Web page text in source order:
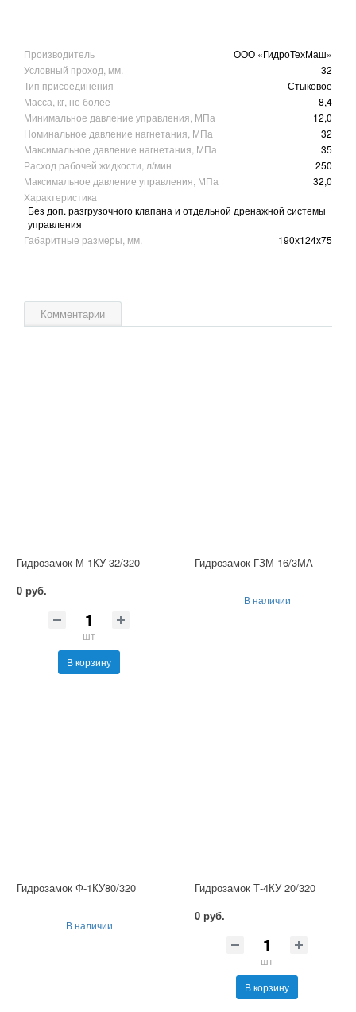
Производитель
ООО «ГидроТехМаш»
Условный проход, мм.
32
Тип присоединения
Стыковое
Масса, кг, не более
8,4
Минимальное давление управления, МПа
12,0
Номинальное давление нагнетания, МПа
32
Максимальное давление нагнетания, МПа
35
Расход рабочей жидкости, л/мин
250
Максимальное давление управления, МПа
32,0
Характеристика
Без доп. разгрузочного клапана и отдельной дренажной системы
управления
Габаритные размеры, мм.
190х124х75
Комментарии
Гидрозамок М-1КУ 32/320
0 руб.
шт
В корзину
Гидрозамок ГЗМ 16/3МА
В наличии
Гидрозамок Ф-1КУ80/320
В наличии
Гидрозамок Т-4КУ 20/320
0 руб.
шт
В корзину